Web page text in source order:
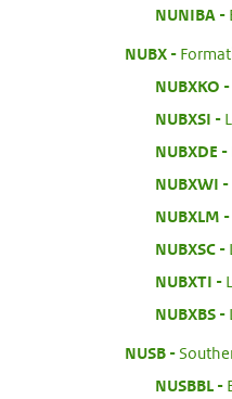
NUNIBA
NUBX:
NUBXKO
NUBXSI
NUBXDE
NUBXWI
NUBXLM
NUBXSC:
NUBXTI
NUBXBS:
NUSB:
NUSBBL